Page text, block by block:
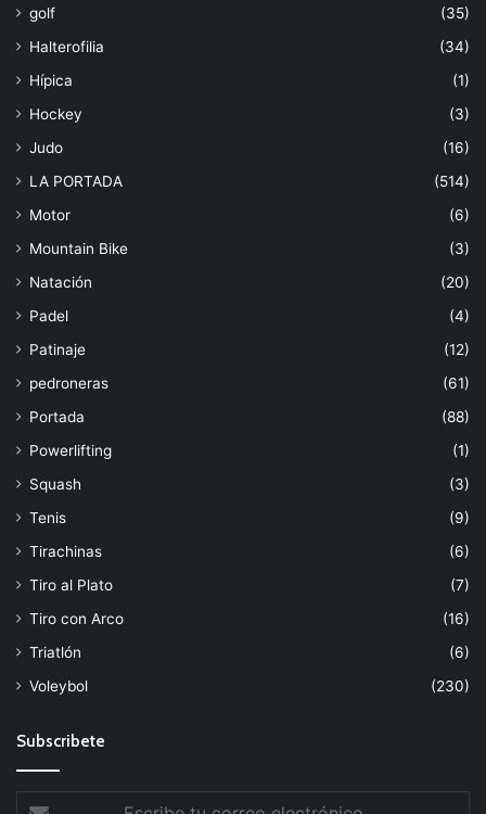
golf
(35)
Halterofilia
(34)
Hípica
(1)
Hockey
(3)
Judo
(16)
LA PORTADA
(514)
Motor
(6)
Mountain Bike
(3)
Natación
(20)
Padel
(4)
Patinaje
(12)
pedroneras
(61)
Portada
(88)
Powerlifting
(1)
Squash
(3)
Tenis
(9)
Tirachinas
(6)
Tiro al Plato
(7)
Tiro con Arco
(16)
Triatlón
(6)
Voleybol
(230)
Subscribete